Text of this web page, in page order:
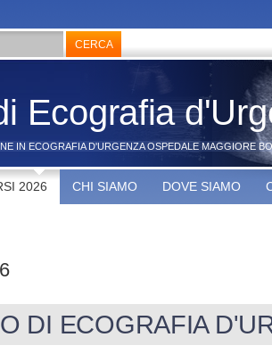
Ecografia
IN ECOGRAFIA D'URGENZA OSPEDALE MAGGIORE
2026 CHI SIAMO DOVE SIAMO
DI ECOGRAFIA